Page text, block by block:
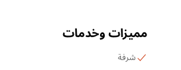
مميزات وخدمات
شرفة